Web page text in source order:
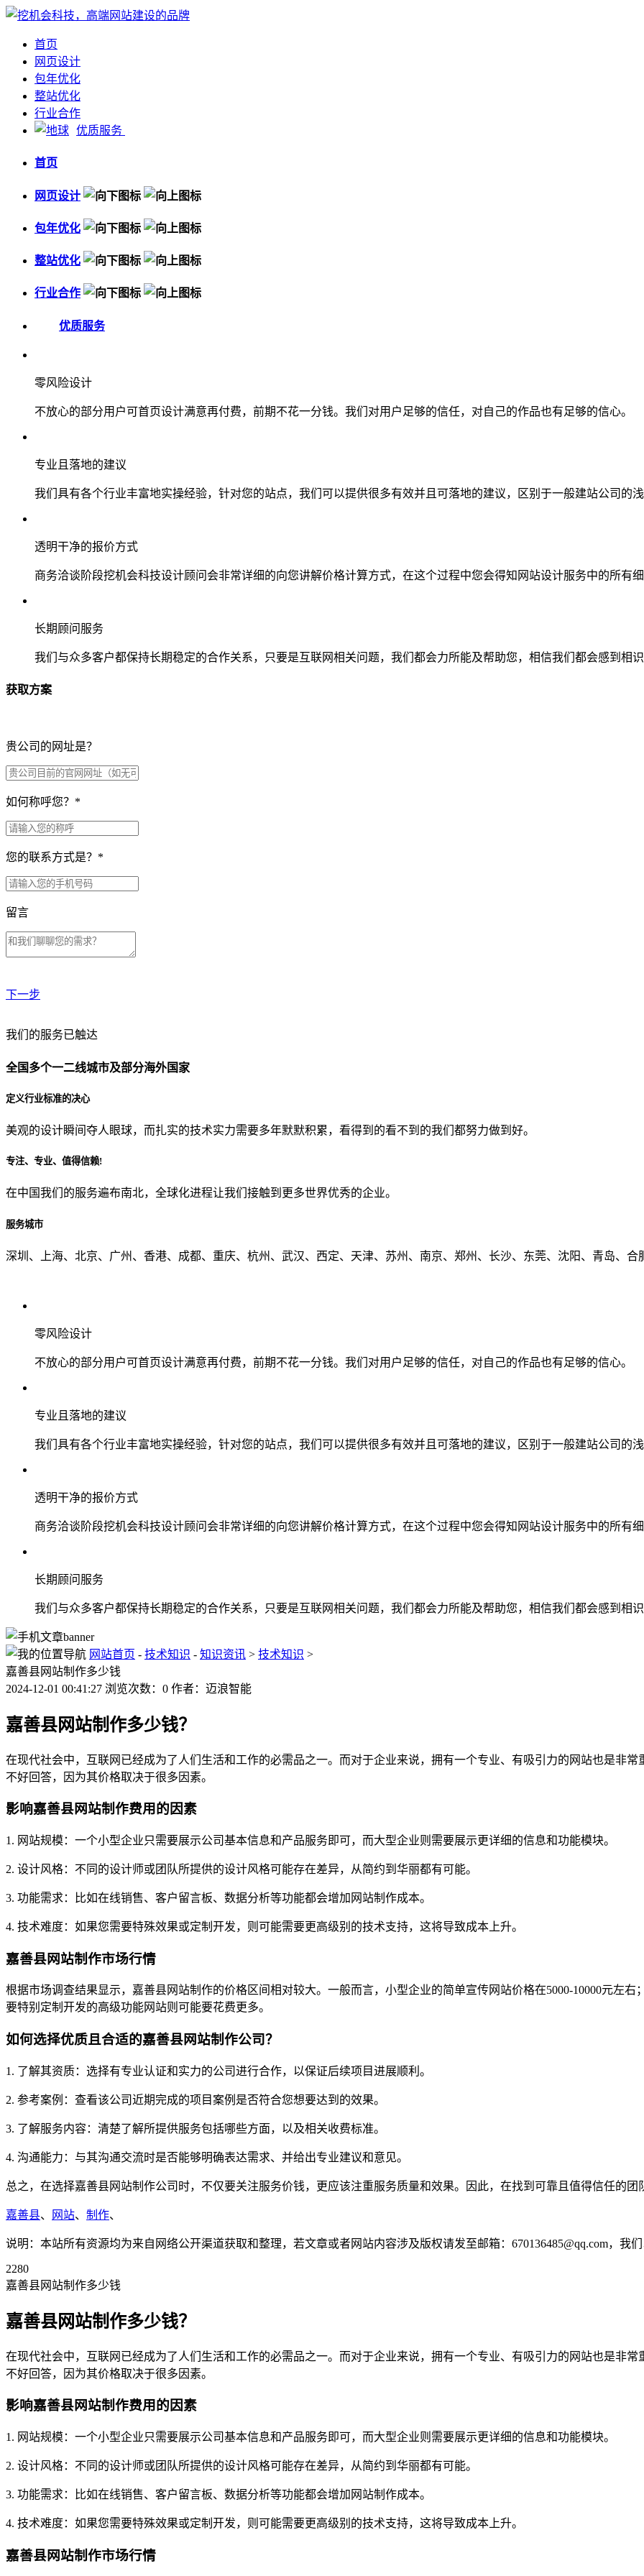
首页
网页设计
包年优化
整站优化
行业合作
优质服务
首页
网页设计
包年优化
整站优化
行业合作
优质服务
零风险设计
不放心的部分用户可首页设计满意再付费，前期不花一分钱。我们对用户足够的信任，对自己的作品也有足够的信心。
专业且落地的建议
我们具有各个行业丰富地实操经验，针对您的站点，我们可以提供很多有效并且可落地的建议，区别于一般建站公司的
透明干净的报价方式
商务洽谈阶段挖机会科技设计顾问会非常详细的向您讲解价格计算方式，在这个过程中您会得知网站设计服务中的所有
长期顾问服务
我们与众多客户都保持长期稳定的合作关系，只要是互联网相关问题，我们都会力所能及帮助您，相信我们都会感到相
获取方案
贵公司的网址是？
如何称呼您？ *
您的联系方式是？ *
留言
下一步
贵公司预算范围是？
贵公司的团队规模是？
从哪里了解到我们？
我们的服务已触达
全国多个一二线城市及部分海外国家
定义行业标准的决心
美观的设计瞬间夺人眼球，而扎实的技术实力需要多年默默积累，看得到的看不到的我们都努力做到好。
专注、专业、值得信赖!
在中国我们的服务遍布南北，全球化进程让我们接触到更多世界优秀的企业。
服务城市
深圳、上海、北京、广州、香港、成都、重庆、杭州、武汉、西定、天津、苏州、南京、郑州、长沙、东莞、沈阳、青岛、合
零风险设计
不放心的部分用户可首页设计满意再付费，前期不花一分钱。我们对用户足够的信任，对自己的作品也有足够的信心。
专业且落地的建议
我们具有各个行业丰富地实操经验，针对您的站点，我们可以提供很多有效并且可落地的建议，区别于一般建站公司的
透明干净的报价方式
商务洽谈阶段挖机会科技设计顾问会非常详细的向您讲解价格计算方式，在这个过程中您会得知网站设计服务中的所有
长期顾问服务
我们与众多客户都保持长期稳定的合作关系，只要是互联网相关问题，我们都会力所能及帮助您，相信我们都会感到相
网站首页 - 技术知识 - 知识资讯 > 技术知识 >
嘉善县网站制作多少钱
2024-12-01 00:41:27 浏览次数：0 作者：迈浪智能
嘉善县网站制作多少钱？
在现代社会中，互联网已经成为了人们生活和工作的必需品之一。而对于企业来说，拥有一个专业、有吸引力的网站也是非
不好回答，因为其价格取决于很多因素。
影响嘉善县网站制作费用的因素
1. 网站规模：一个小型企业只需要展示公司基本信息和产品服务即可，而大型企业则需要展示更详细的信息和功能模块。
2. 设计风格：不同的设计师或团队所提供的设计风格可能存在差异，从简约到华丽都有可能。
3. 功能需求：比如在线销售、客户留言板、数据分析等功能都会增加网站制作成本。
4. 技术难度：如果您需要特殊效果或定制开发，则可能需要更高级别的技术支持，这将导致成本上升。
嘉善县网站制作市场行情
根据市场调查结果显示，嘉善县网站制作的价格区间相对较大。一般而言，小型企业的简单宣传网站价格在5000-10000元左
要特别定制开发的高级功能网站则可能要花费更多。
如何选择优质且合适的嘉善县网站制作公司？
1. 了解其资质：选择有专业认证和实力的公司进行合作，以保证后续项目进展顺利。
2. 参考案例：查看该公司近期完成的项目案例是否符合您想要达到的效果。
3. 了解服务内容：清楚了解所提供服务包括哪些方面，以及相关收费标准。
4. 沟通能力：与其沟通交流时是否能够明确表达需求、并给出专业建议和意见。
总之，在选择嘉善县网站制作公司时，不仅要关注服务价钱，更应该注重服务质量和效果。因此，在找到可靠且值得信任的
嘉善县、 网站、 制作、
说明：本站所有资源均为来自网络公开渠道获取和整理，若文章或者网站内容涉及版权请发至邮箱：670136485@qq.com，我
2280
嘉善县网站制作多少钱
嘉善县网站制作多少钱？
在现代社会中，互联网已经成为了人们生活和工作的必需品之一。而对于企业来说，拥有一个专业、有吸引力的网站也是非
不好回答，因为其价格取决于很多因素。
影响嘉善县网站制作费用的因素
1. 网站规模：一个小型企业只需要展示公司基本信息和产品服务即可，而大型企业则需要展示更详细的信息和功能模块。
2. 设计风格：不同的设计师或团队所提供的设计风格可能存在差异，从简约到华丽都有可能。
3. 功能需求：比如在线销售、客户留言板、数据分析等功能都会增加网站制作成本。
4. 技术难度：如果您需要特殊效果或定制开发，则可能需要更高级别的技术支持，这将导致成本上升。
嘉善县网站制作市场行情